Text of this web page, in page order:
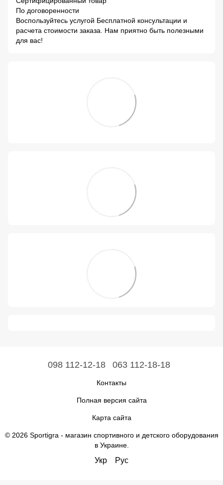
По договоренности
Воспользуйтесь услугой Бесплатной консультации и
расчета стоимости заказа. Нам приятно быть полезными
для вас!
098 112-12-18 063 112-18-18
Контакты
Полная версия сайта
Карта сайта
© 2026 Sportigra - магазин спортивного и детского оборудования
в Украине.
Укр Рус